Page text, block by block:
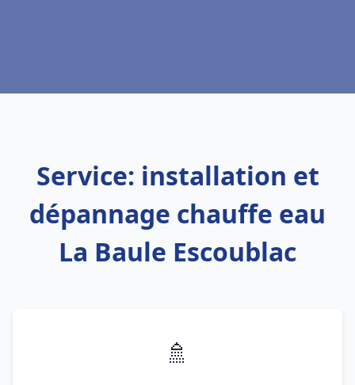
Service: installation et
dépannage chauffe eau
La Baule Escoublac
🚿